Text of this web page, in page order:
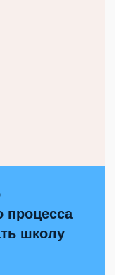
процесса
школу